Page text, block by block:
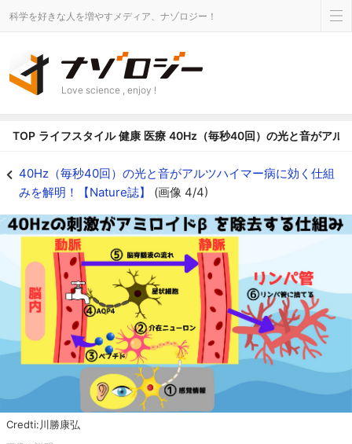
科学を好きな人を増やすメディア、ナゾロジー！
Love science , enjoy !
TOP ライフスタイル 健康 医療 40Hz（毎秒40回）の光と音がアル
40Hz（毎秒40回）の光と音がアルツハイマー病に効く仕組
みを解明！【Nature誌】 (画像 4/4)
Credti:川勝康弘